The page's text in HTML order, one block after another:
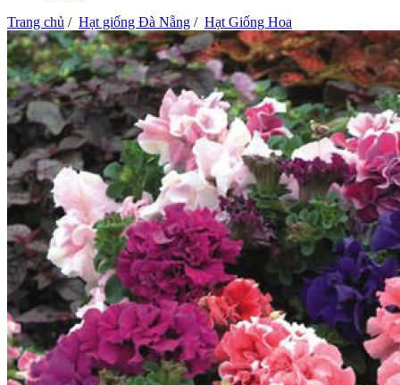
Trang chủ / Hạt giống Đà Nẵng / Hạt Giống Hoa